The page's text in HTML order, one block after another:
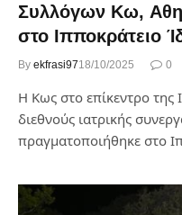
Συλλόγων Κω,
στο Ιπποκράτειο
By ekfrasi9718/10/2025 0
Η Κως στο επίκεντρο της
διεθνούς ιατρικής
πραγματοποιήθηκε στο